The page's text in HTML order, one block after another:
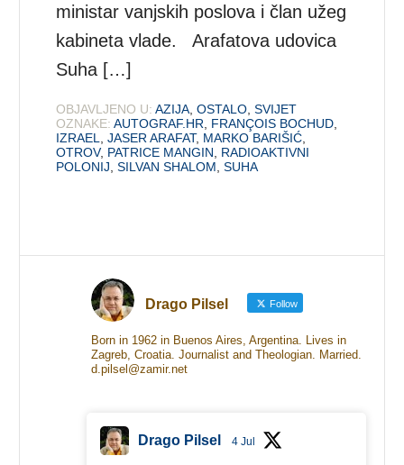
ministar vanjskih poslova i član užeg
kabineta vlade. Arafatova udovica
Suha […]
OBJAVLJENO U: AZIJA ,OSTALO ,SVIJET
OZNAKE: AUTOGRAF.HR FRANÇOIS BOCHUD
IZRAEL
,JASER ARAFAT, MARKO BARIŠIĆ
OTROV, PATRICE MANGIN
RADIOAKTIVNI
POLONIJ ,SILVAN SHALOM ,SUHA
Drago Pilsel Follow
Born in 1962 in Buenos Aires, Argentina. Lives in
Zagreb, Croatia. Journalist and Theologian. Married.
d.pilsel@zamir.net
Drago Pilsel 4 Jul